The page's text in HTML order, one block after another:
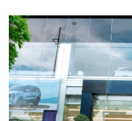
hiệu xe hơi định hình chuẩn